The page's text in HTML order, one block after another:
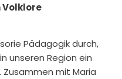
Pädagogik durch,
unseren Region ein
Zusammen mit Maria